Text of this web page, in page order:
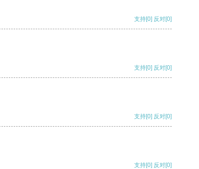
支持[0] 反对[0]
支持[0] 反对[0]
支持[0] 反对[0]
支持[0] 反对[0]